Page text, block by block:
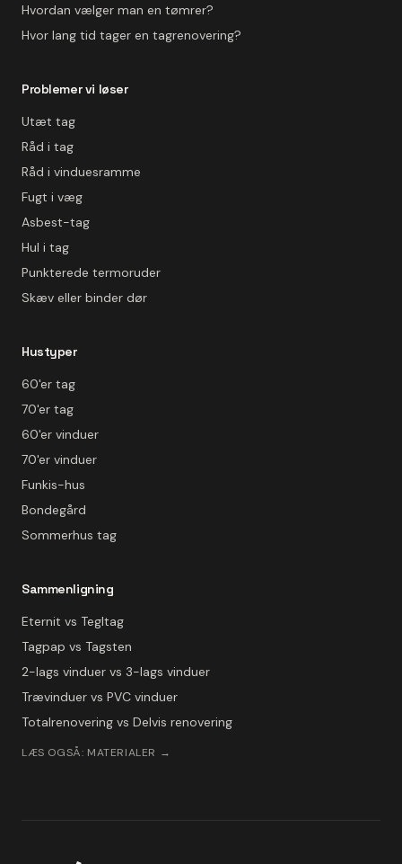
Hvordan vælger man en tømrer?
Hvor lang tid tager en tagrenovering?
Problemer vi løser
Utæt tag
Råd i tag
Råd i vinduesramme
Fugt i væg
Asbest-tag
Hul i tag
Punkterede termoruder
Skæv eller binder dør
Hustyper
60'er tag
70'er tag
60'er vinduer
70'er vinduer
Funkis-hus
Bondegård
Sommerhus tag
Sammenligning
Eternit vs Tegltag
Tagpap vs Tagsten
2-lags vinduer vs 3-lags vinduer
Trævinduer vs PVC vinduer
Totalrenovering vs Delvis renovering
LÆS OGSÅ: MATERIALER →